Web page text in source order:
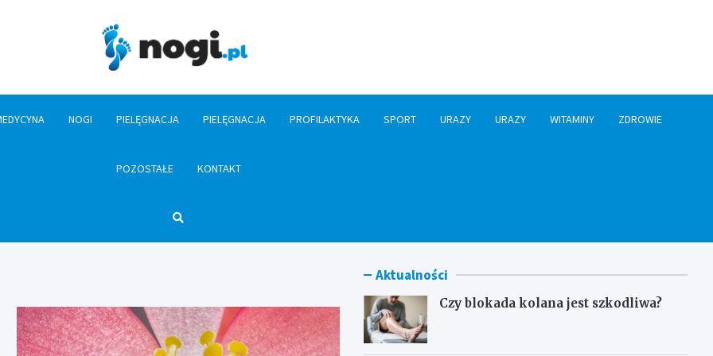
NOGI PIELĘGNACJA PIELĘGNACJA PROFILAKTYKA SPORT URAZY URAZY WITAMINY ZDROWIE
POZOSTAŁE KONTAKT
Aktualności
Czy blokada kolana jest szkodliwa?